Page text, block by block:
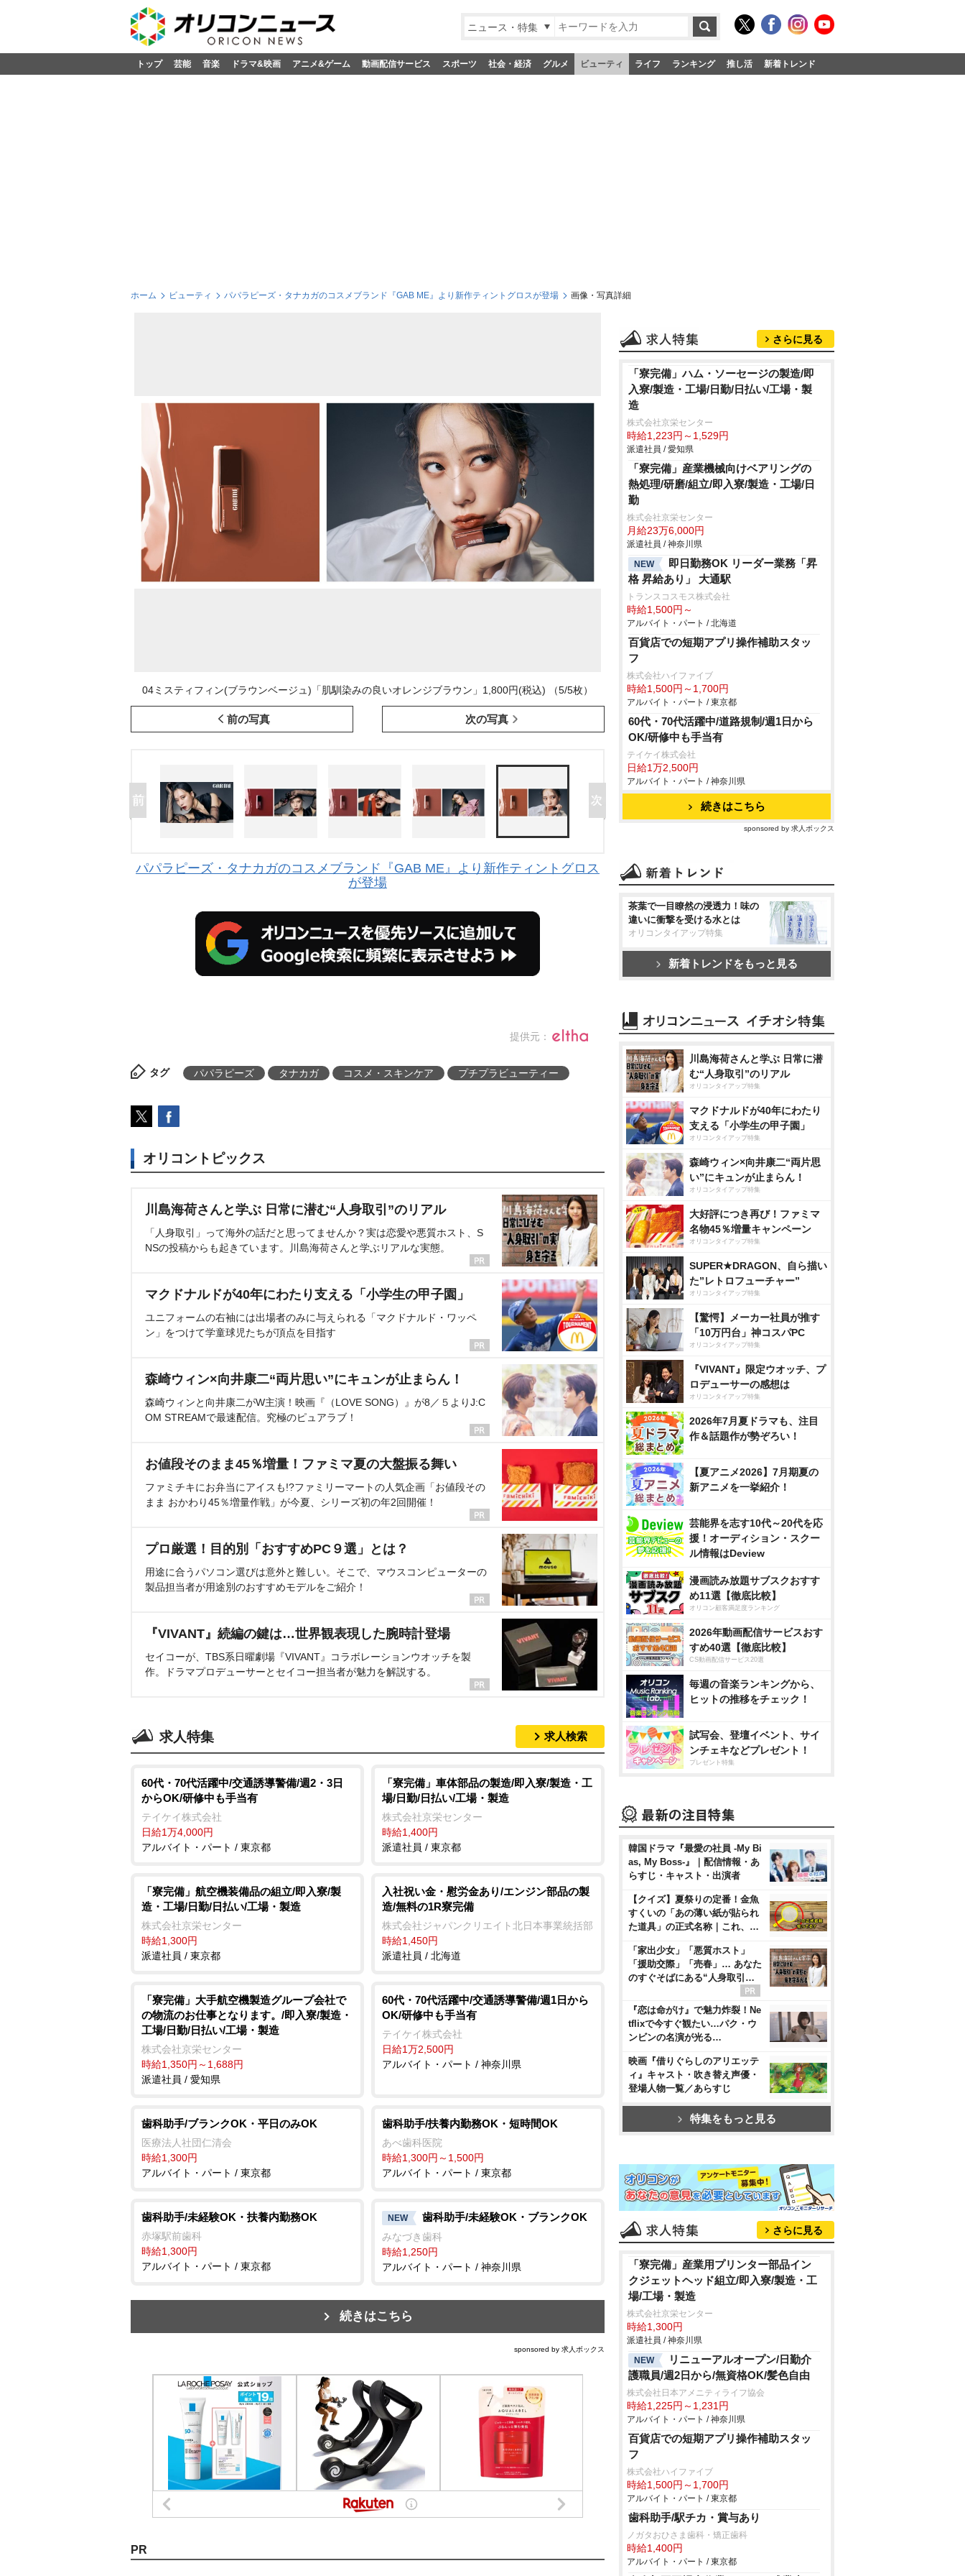
ニュース・特集
トップ 芸能 音楽 ドラマ&映画 アニメ&ゲーム 動画配信サービス スポーツ 社会・経済 グルメ ビューティ ライフ ランキング 推し活 新着トレンド
ホーム ビューティ パパラピーズ・タナカガのコスメブランド『GAB ME』より新作ティントグロスが登場 画像・写真詳細
04ミスティフィン(ブラウンベージュ)「肌馴染みの良いオレンジブラウン」1,800円(税込) （5/5枚）
前の写真 次の写真
パパラピーズ・タナカガのコスメブランド『GAB ME』より新作ティントグロス
が登場
提供元：
タグ パパラピーズ タナカガ コスメ・スキンケア プチプラビューティー
オリコントピックス
川島海荷さんと学ぶ 日常に潜む“人身取引”のリアル
「人身取引」って海外の話だと思ってませんか？実は恋愛や悪質ホスト、S
NSの投稿からも起きています。川島海荷さんと学ぶリアルな実態。
マクドナルドが40年にわたり支える「小学生の甲子園」
ユニフォームの右袖には出場者のみに与えられる「マクドナルド・ワッペ
ン」をつけて学童球児たちが頂点を目指す
森崎ウィン×向井康二“両片思い”にキュンが止まらん！
森崎ウィンと向井康二がW主演！映画『（LOVE SONG）』が8／５よりJ:C
OM STREAMで最速配信。究極のピュアラブ！
お値段そのまま45％増量！ファミマ夏の大盤振る舞い
ファミチキにお弁当にアイスも!?ファミリーマートの人気企画「お値段その
まま おかわり45％増量作戦」が今夏、シリーズ初の年2回開催！
プロ厳選！目的別「おすすめPC９選」とは？
用途に合うパソコン選びは意外と難しい。そこで、マウスコンピューターの
製品担当者が用途別のおすすめモデルをご紹介！
『VIVANT』続編の鍵は…世界観表現した腕時計登場
セイコーが、TBS系日曜劇場『VIVANT』コラボレーションウオッチを製
作。ドラマプロデューサーとセイコー担当者が魅力を解説する。
求人特集 求人検索
60代・70代活躍中/交通誘導警備/週2・3日
からOK/研修中も手当有
テイケイ株式会社
日給1万4,000円
アルバイト・パート / 東京都
「寮完備」車体部品の製造/即入寮/製造・工
場/日勤/日払い/工場・製造
株式会社京栄センター
時給1,400円
派遣社員 / 東京都
「寮完備」航空機装備品の組立/即入寮/製
造・工場/日勤/日払い/工場・製造
株式会社京栄センター
時給1,300円
派遣社員 / 東京都
入社祝い金・慰労金あり/エンジン部品の製
造/無料の1R寮完備
株式会社ジャパンクリエイト北日本事業統括部
時給1,450円
派遣社員 / 北海道
「寮完備」大手航空機製造グループ会社で
の物流のお仕事となります。/即入寮/製造・
工場/日勤/日払い/工場・製造
株式会社京栄センター
時給1,350円～1,688円
派遣社員 / 愛知県
60代・70代活躍中/交通誘導警備/週1日から
OK/研修中も手当有
テイケイ株式会社
日給1万2,500円
アルバイト・パート / 神奈川県
歯科助手/ブランクOK・平日のみOK
医療法人社団仁清会
時給1,300円
アルバイト・パート / 東京都
歯科助手/扶養内勤務OK・短時間OK
あべ歯科医院
時給1,300円～1,500円
アルバイト・パート / 東京都
歯科助手/未経験OK・扶養内勤務OK
赤塚駅前歯科
時給1,300円
アルバイト・パート / 東京都
NEW 歯科助手/未経験OK・ブランクOK
みなづき歯科
時給1,250円
アルバイト・パート / 神奈川県
続きはこちら
sponsored by 求人ボックス
PR
さらに見る
「寮完備」ハム・ソーセージの製造/即
入寮/製造・工場/日勤/日払い/工場・製
造
株式会社京栄センター
時給1,223円～1,529円
派遣社員 / 愛知県
「寮完備」産業機械向けベアリングの
熱処理/研磨/組立/即入寮/製造・工場/日
勤
株式会社京栄センター
月給23万6,000円
派遣社員 / 神奈川県
NEW
即日勤務OK リーダー業務「昇
格 昇給あり」 大通駅
トランスコスモス株式会社
時給1,500円～
アルバイト・パート / 北海道
百貨店での短期アプリ操作補助スタッ
フ
株式会社ハイファイブ
時給1,500円～1,700円
アルバイト・パート / 東京都
60代・70代活躍中/道路規制/週1日から
OK/研修中も手当有
テイケイ株式会社
日給1万2,500円
アルバイト・パート / 神奈川県
続きはこちら
sponsored by 求人ボックス
茶葉で一目瞭然の浸透力！味の
違いに衝撃を受ける水とは
オリコンタイアップ特集
新着トレンドをもっと見る
川島海荷さんと学ぶ 日常に潜
む“人身取引”のリアル
オリコンタイアップ特集
マクドナルドが40年にわたり
支える「小学生の甲子園」
オリコンタイアップ特集
森崎ウィン×向井康二“両片思
い”にキュンが止まらん！
オリコンタイアップ特集
大好評につき再び！ファミマ
名物45％増量キャンペーン
オリコンタイアップ特集
SUPER★DRAGON、自ら描い
た”レトロフューチャー”
オリコンタイアップ特集
【驚愕】メーカー社員が推す
「10万円台」神コスパPC
オリコンタイアップ特集
『VIVANT』限定ウオッチ、プ
ロデューサーの感想は
オリコンタイアップ特集
2026年7月夏ドラマも、注目
作＆話題作が勢ぞろい！
【夏アニメ2026】7月期夏の
新アニメを一挙紹介！
芸能界を志す10代～20代を応
援！オーディション・スクー
ル情報はDeview
漫画読み放題サブスクおすす
め11選【徹底比較】
オリコン顧客満足度ランキング
2026年動画配信サービスおす
すめ40選【徹底比較】
CS動画配信サービス20選
毎週の音楽ランキングから、
ヒットの推移をチェック！
試写会、登壇イベント、サイ
ンチェキなどプレゼント！
プレゼント特集
韓国ドラマ『最愛の社員 -My Bi
as, My Boss-』｜配信情報・あ
らすじ・キャスト・出演者
【クイズ】夏祭りの定番！金魚
すくいの「あの薄い紙が貼られ
た道具」の正式名称｜これ、…
「家出少女」「悪質ホスト」
「援助交際」「売春」… あなた
のすぐそばにある“人身取引…
『恋は命がけ』で魅力炸裂！Ne
tflixで今すぐ観たい…パク・ウ
ンビンの名演が光る…
映画『借りぐらしのアリエッテ
ィ』キャスト・吹き替え声優・
登場人物一覧／あらすじ
特集をもっと見る
さらに見る
「寮完備」産業用プリンター部品イン
クジェットヘッド組立/即入寮/製造・工
場/工場・製造
株式会社京栄センター
時給1,300円
派遣社員 / 神奈川県
NEW
リニューアルオープン/日勤介
護職員/週2日から/無資格OK/髪色自由
株式会社日本アメニティライフ協会
時給1,225円～1,231円
アルバイト・パート / 神奈川県
百貨店での短期アプリ操作補助スタッ
フ
株式会社ハイファイブ
時給1,500円～1,700円
アルバイト・パート / 東京都
歯科助手/駅チカ・賞与あり
ノガタおひさま歯科・矯正歯科
時給1,400円
アルバイト・パート / 東京都